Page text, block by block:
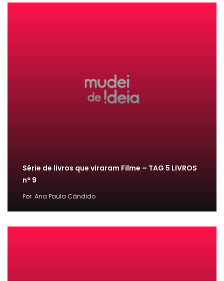
Série de livros que viraram Filme – TAG 5 LIVROS
nº 9
Por Ana Paula Cândido